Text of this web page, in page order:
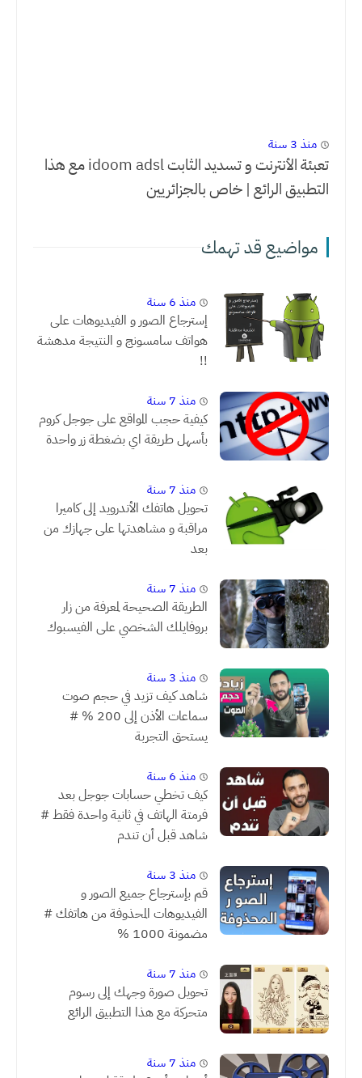
منذ 3 سنة
تعبئة الأنترنت و تسديد الثابت idoom adsl مع هذا
التطبيق الرائع | خاص بالجزائريين
مواضيع قد تهمك
منذ 6 سنة
إسترجاع الصور و الفيديوهات على
هواتف سامسونج و النتيجة مدهشة
!!
منذ 7 سنة
كيفية حجب المواقع على جوجل كروم
بأسهل طريقة اي بضغطة زر واحدة
منذ 7 سنة
تحويل هاتفك الأندرويد إلى كاميرا
مراقبة و مشاهدتها على جهازك من
بعد
منذ 7 سنة
الطريقة الصحيحة لمعرفة من زار
بروفايلك الشخصي على الفيسبوك
منذ 3 سنة
شاهد كيف تزيد في حجم صوت
سماعات الأذن إلى 200 % #
يستحق التجربة
منذ 6 سنة
كيف تخطي حسابات جوجل بعد
فرمتة الهاتف في ثانية واحدة فقط #
شاهد قبل أن تندم
منذ 3 سنة
قم بإسترجاع جميع الصور و
الفيديوهات المحذوفة من هاتفك #
مضمونة 1000 %
منذ 7 سنة
تحويل صورة وجهك إلى رسوم
متحركة مع هذا التطبيق الرائع
منذ 7 سنة